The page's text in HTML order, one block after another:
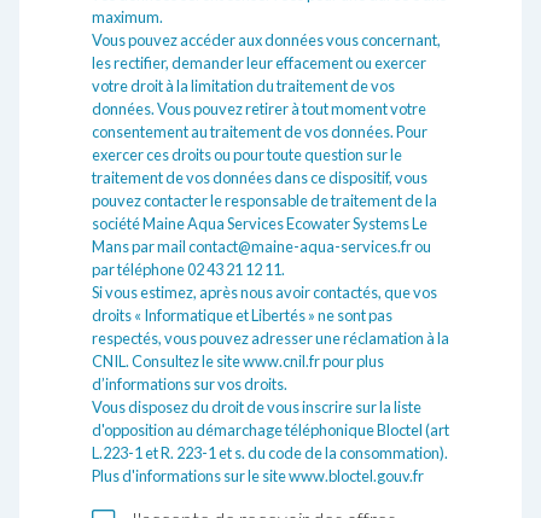
maximum.
Vous pouvez accéder aux données vous concernant,
les rectifier, demander leur effacement ou exercer
votre droit à la limitation du traitement de vos
données. Vous pouvez retirer à tout moment votre
consentement au traitement de vos données. Pour
exercer ces droits ou pour toute question sur le
traitement de vos données dans ce dispositif, vous
pouvez contacter le responsable de traitement de la
société Maine Aqua Services Ecowater Systems Le
Mans par mail contact@maine-aqua-services.fr ou
par téléphone 02 43 21 12 11.
Si vous estimez, après nous avoir contactés, que vos
droits « Informatique et Libertés » ne sont pas
respectés, vous pouvez adresser une réclamation à la
CNIL. Consultez le sitewww.cnil.frpour plus
d’informations sur vos droits.
Vous disposez du droit de vous inscrire sur la liste
d'opposition au démarchage téléphonique Bloctel (art
L.223-1 et R. 223-1 et s. du code de la consommation).
Plus d'informations sur le sitewww.bloctel.gouv.fr